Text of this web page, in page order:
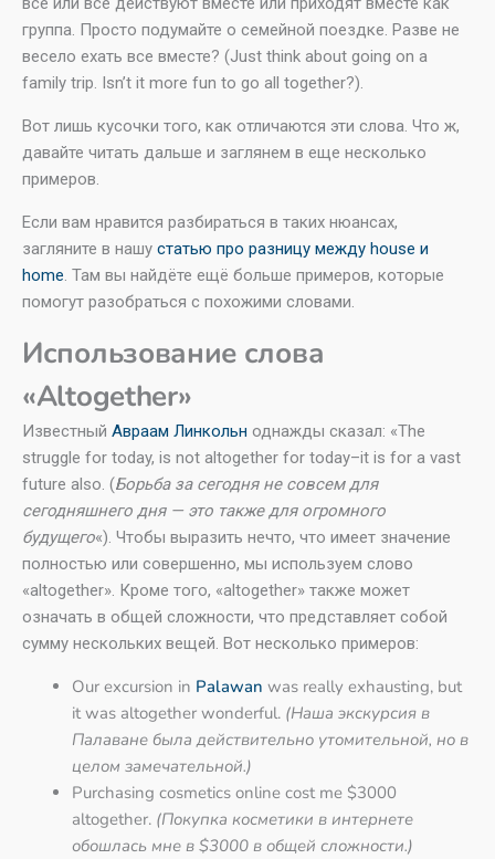
группа. Просто подумайте о семейной поездке. Разве не
весело ехать все вместе? (Just think about going on a
family trip. Isn’t it more fun to go all together?).
Вот лишь кусочки того, как отличаются эти слова. Что ж,
давайте читать дальше и заглянем в еще несколько
примеров.
Если вам нравится разбираться в таких нюансах,
загляните в нашу статью про разницу между house и
home. Там вы найдёте ещё больше примеров, которые
помогут разобраться с похожими словами.
Использование слова
«Altogether»
Известный Авраам Линкольн однажды сказал: «The
struggle for today, is not altogether for today–it is for a vast
future also. (Борьба за сегодня не совсем для
сегодняшнего дня — это также для огромного
будущего«). Чтобы выразить нечто, что имеет значение
полностью или совершенно, мы используем слово
«altogether». Кроме того, «altogether» также может
означать в общей сложности, что представляет собой
сумму нескольких вещей. Вот несколько примеров:
Our excursion in Palawan was really exhausting, but
it was altogether wonderful. (Наша экскурсия в
Палаване была действительно утомительной, но в
целом замечательной.)
Purchasing cosmetics online cost me $3000
altogether. (Покупка косметики в интернете
обошлась мне в $3000 в общей сложности.)